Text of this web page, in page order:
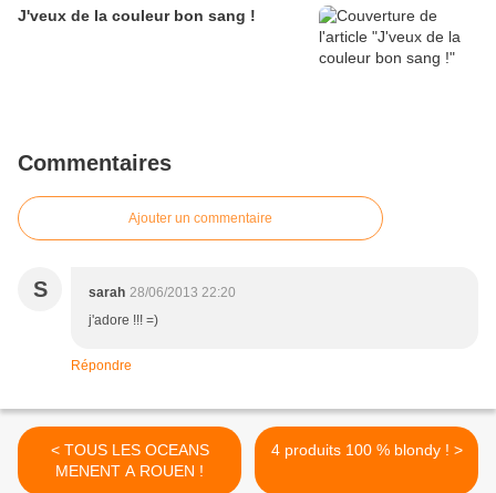
J'veux de la couleur bon sang !
Commentaires
Ajouter un commentaire
S sarah 28/06/2013 22:20
j'adore !!! =)
Répondre
< TOUS LES OCEANS
MENENT A ROUEN !
4 produits 100 % blondy ! >